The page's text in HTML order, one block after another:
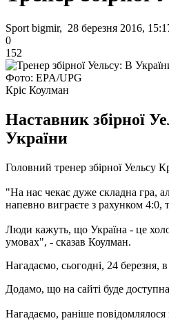
Sport bigmir, 28 березня 2016,
0
152
Фото: EPA/UPG
Кріс Коулман
Наставник збірної
України
Головний тренер збірної Уельсу
"На нас чекає дуже складна гра,
напевно виграєте з рахунком 4:0,
Люди кажуть, що Україна - це
умовах", - сказав Коулман.
Нагадаємо, сьогодні, 24 березня, в
Додамо, що на сайті буде
Нагадаємо, раніше